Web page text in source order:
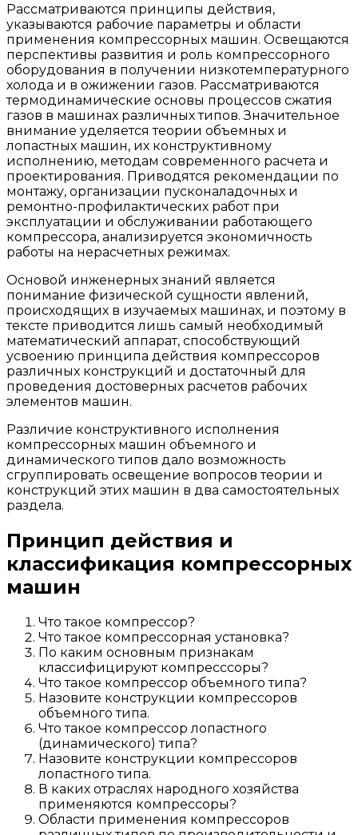
Рассматриваются принципы действия,
указываются рабочие параметры и области
применения компрессорных машин. Освещаются
перспективы развития и роль компрессорного
оборудования в получении низкотемпературного
холода и в ожижении газов. Рассматриваются
термодинамические основы процессов сжатия
газов в машинах различных типов. Значительное
внимание уделяется теории объемных и
лопастных машин, их конструктивному
исполнению, методам современного расчета и
проектирования. Приводятся рекомендации по
монтажу, организации пусконаладочных и
ремонтно-профилактических работ при
эксплуатации и обслуживании работающего
компрессора, анализируется экономичность
работы на нерасчетных режимах.
Основой инженерных знаний является
понимание физической сущности явлений,
происходящих в изучаемых машинах, и поэтому в
тексте приводится лишь самый необходимый
математический аппарат, способствующий
усвоению принципа действия компрессоров
различных конструкций и достаточный для
проведения достоверных расчетов рабочих
элементов машин.
Различие конструктивного исполнения
компрессорных машин объемного и
динамического типов дало возможность
сгруппировать освещение вопросов теории и
конструкций этих машин в два самостоятельных
раздела.
Принцип действия и
классификация компрессорных
машин
Что такое компрессор?
Что такое компрессорная установка?
По каким основным признакам
классифицируют компресссоры?
Что такое компрессор объемного типа?
Назовите конструкции компрессоров
объемного типа.
Что такое компрессор лопастного
(динамического) типа?
Назовите конструкции компрессоров
лопастного типа.
В каких отраслях народного хозяйства
применяются компрессоры?
Области применения компрессоров